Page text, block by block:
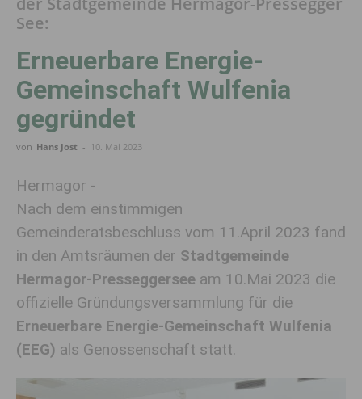
See:
Erneuerbare Energie-
Gemeinschaft Wulfenia
gegründet
von Hans Jost - 10. Mai 2023
Hermagor -
Nach dem einstimmigen
Gemeinderatsbeschluss vom 11.April 2023 fand
in den Amtsräumen der Stadtgemeinde
Hermagor-Presseggersee am 10.Mai 2023 die
offizielle Gründungsversammlung für die
Erneuerbare Energie-Gemeinschaft Wulfenia
(EEG) als Genossenschaft statt.